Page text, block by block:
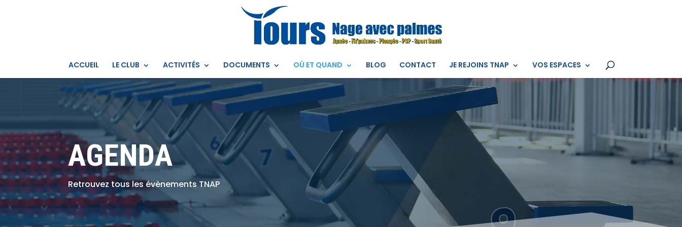
ACCUEIL LE CLUB ACTIVITÉS DOCUMENTS OÙ ET QUAND BLOG CONTACT JE REJOINS TNAP VOS ESPACES
AGENDA
Retrouvez tous les évènements TNAP